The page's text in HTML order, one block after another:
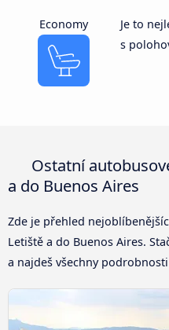
Economy
Je to
s
Ostatní
a do Buenos Aires
Zde je přehled
Letiště a do Buenos Aires.
a najdeš všechny